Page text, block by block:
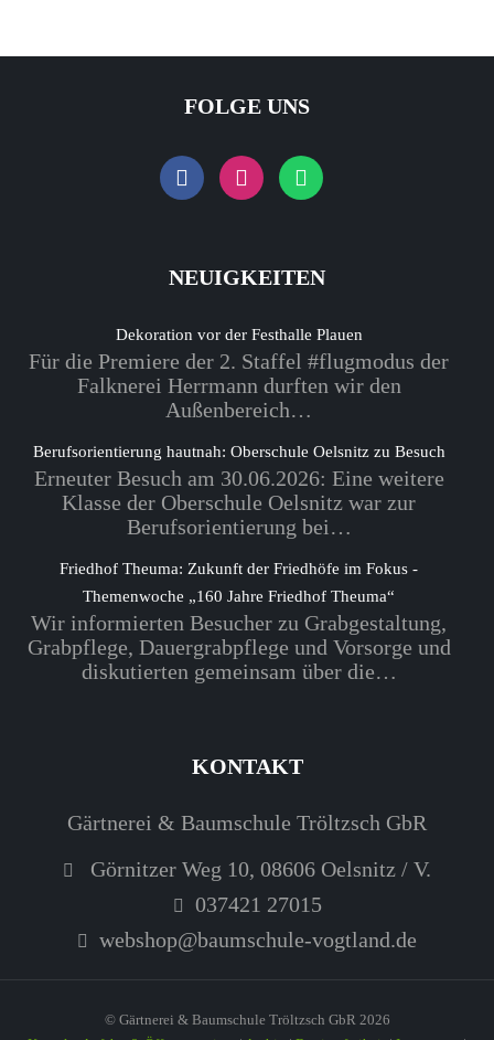
FOLGE UNS
NEUIGKEITEN
Dekoration vor der Festhalle Plauen
Für die Premiere der 2. Staffel #flugmodus der
Falknerei Herrmann durften wir den
Außenbereich…
Berufsorientierung hautnah: Oberschule Oelsnitz zu Besuch
Erneuter Besuch am 30.06.2026: Eine weitere
Klasse der Oberschule Oelsnitz war zur
Berufsorientierung bei…
Friedhof Theuma: Zukunft der Friedhöfe im Fokus -
Themenwoche „160 Jahre Friedhof Theuma“
Wir informierten Besucher zu Grabgestaltung,
Grabpflege, Dauergrabpflege und Vorsorge und
diskutierten gemeinsam über die…
KONTAKT
Gärtnerei & Baumschule Tröltzsch GbR
Görnitzer Weg 10, 08606 Oelsnitz / V.
037421 27015
webshop@baumschule-vogtland.de
© Gärtnerei & Baumschule Tröltzsch GbR 2026